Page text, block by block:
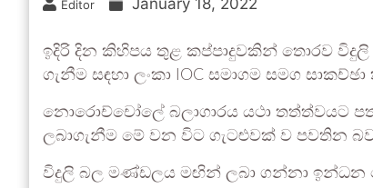
Editor January 18, 2022
ඉදිරි දින කිහිපය තුළ කප්පාදුවකින් තොරව
ගැනීම සඳහා ලංකා IOC සමාගම සමග
නොරොච්චෝලේ බලාගාරය යථා තත්ත්වයට
ලබාගැනීම මේ වන විට ගැටළුවක් ව පවතින
විදුලි බල මණ්ඩලය මඟින් ලබා ගන්නා ඉන්ධන